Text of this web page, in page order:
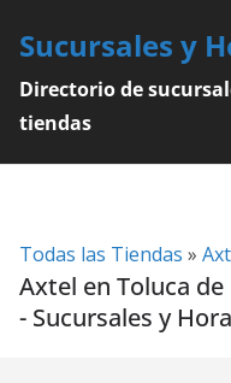
content
Sucursales y
Directorio de
tiendas
Todas las Tiendas »
Axtel en Toluca
- Sucursales y